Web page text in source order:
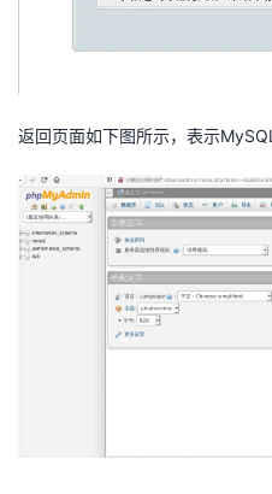
返回页面如下图所示，表示